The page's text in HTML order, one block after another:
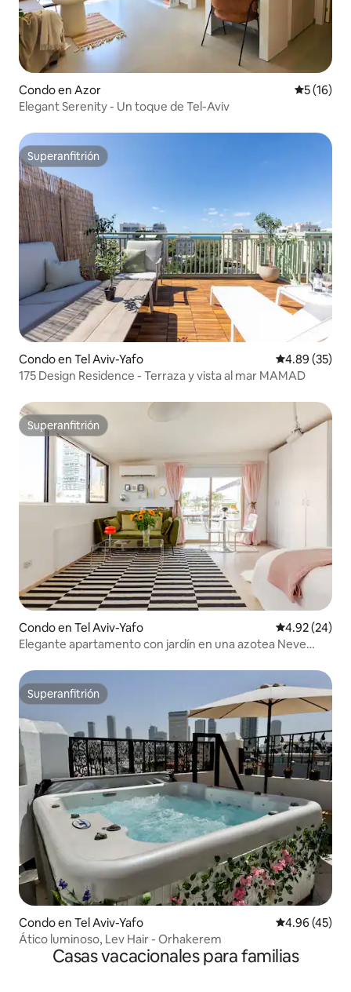
Condo en Azor
5 (16)
Elegant Serenity - Un toque de Tel-Aviv
Superanfitrión
Superanfitrión
Condo en Tel Aviv-Yafo Calificación
4.89 (35)
175 Design Residence - Terraza y vista al mar MAMAD
Superanfitrión
Superanfitrión
Condo en Tel Aviv-Yafo Calificación
4.92 (24)
Elegante apartamento con jardín en una azotea Neve
Superanfitrión
Superanfitrión
Condo en Tel Aviv-Yafo Calificación
4.96 (45)
Ático luminoso, Lev Hair - Orhakerem
Casas vacacionales para familias